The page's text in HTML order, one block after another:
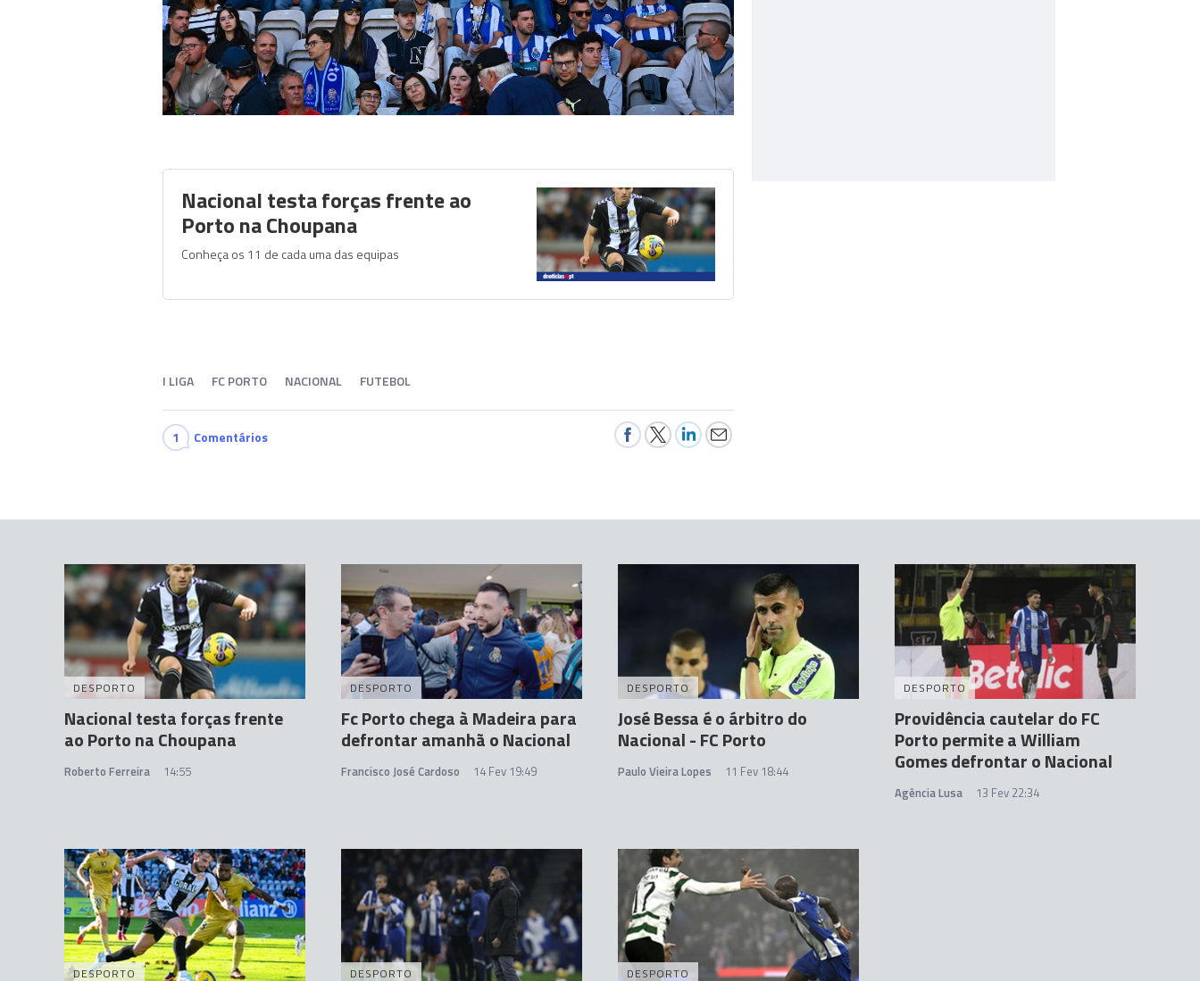
Nacional testa forças frente ao
Porto na Choupana
Conheça os 11 de cada uma das equipas
I LIGA FC PORTO NACIONAL FUTEBOL
1 Comentários
DESPORTO
Nacional testa forças frente
ao Porto na Choupana
Roberto Ferreira 14:55
DESPORTO
Fc Porto chega à Madeira para
defrontar amanhã o Nacional
Francisco José Cardoso 14 Fev 19:49
DESPORTO
José Bessa é o árbitro do
Nacional - FC Porto
Paulo Vieira Lopes 11 Fev 18:44
DESPORTO
Providência cautelar do FC
Porto permite a William
Gomes defrontar o Nacional
Agência Lusa 13 Fev 22:34
DESPORTO DESPORTO DESPORTO